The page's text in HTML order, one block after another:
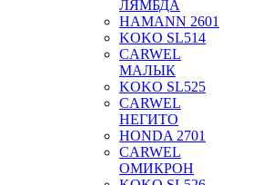
ЛЯМБДА
HAMANN 2601
KOKO SL514
CARWEL
МАЛЫК
KOKO SL525
CARWEL
НЕГИТО
HONDA 2701
CARWEL
ОМИКРОН